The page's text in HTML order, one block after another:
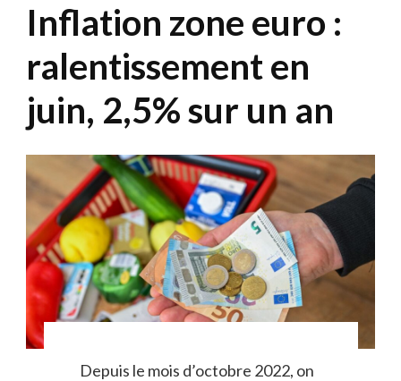
Inflation zone euro :
ralentissement en
juin, 2,5% sur un an
Depuis le mois d’octobre 2022, on